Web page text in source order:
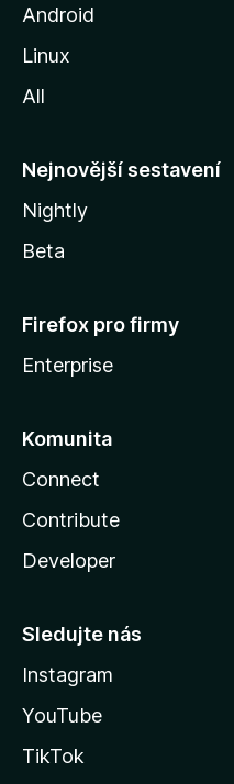
o
l
y
Android
Linux
All
Nejnovější sestavení
Nightly
Beta
Firefox pro firmy
Enterprise
Komunita
Connect
Contribute
Developer
Sledujte nás
Instagram
YouTube
TikTok